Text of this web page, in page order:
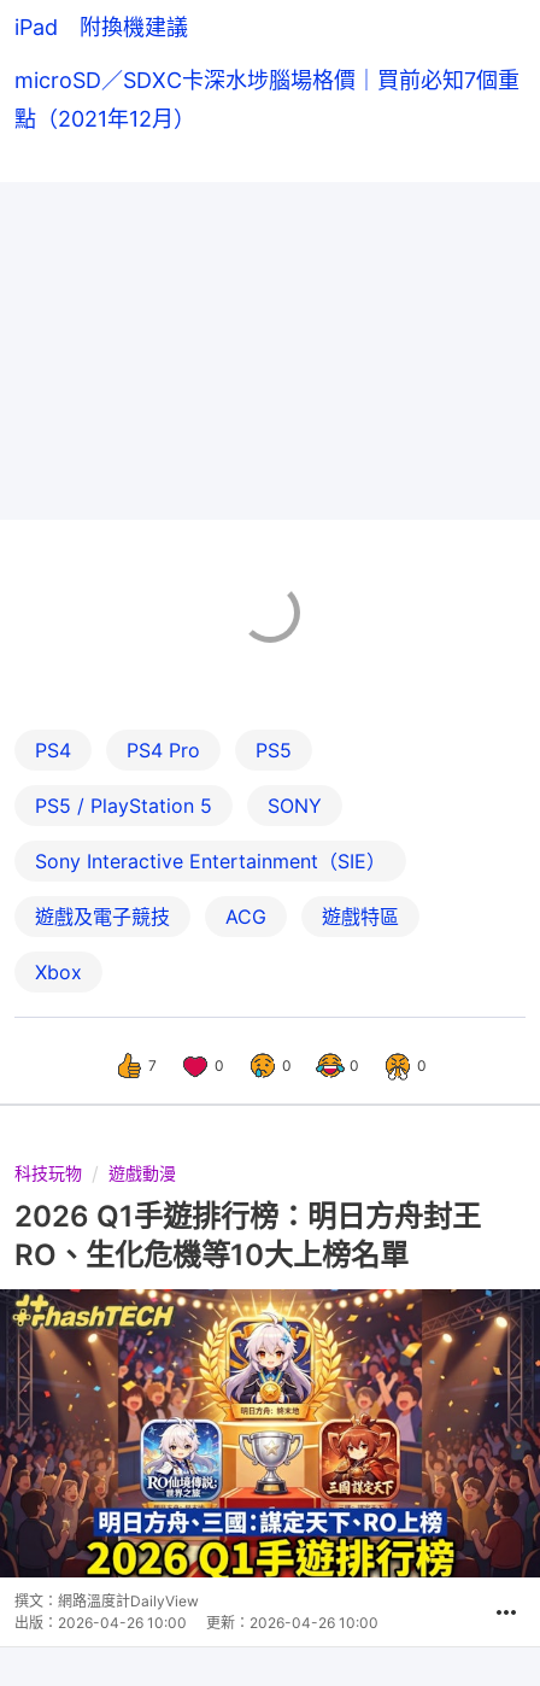
iPad 附換機建議
microSD／SDXC卡深水埗腦場格價｜買前必知7個重
點（2021年12月）
PS4 PS4 Pro PS5
PS5 / PlayStation 5 SONY
Sony Interactive Entertainment（SIE）
遊戲及電子競技 ACG 遊戲特區
Xbox
7 0 0 0 0
科技玩物 遊戲動漫
2026 Q1手遊排行榜：明日方舟封王
RO、生化危機等10大上榜名單
撰文： 網路溫度計DailyView
出版： 2026-04-26 10:00 更新： 2026-04-26 10:00